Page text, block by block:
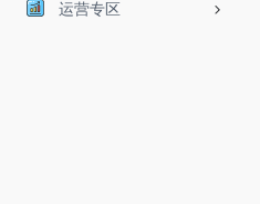
运营专区